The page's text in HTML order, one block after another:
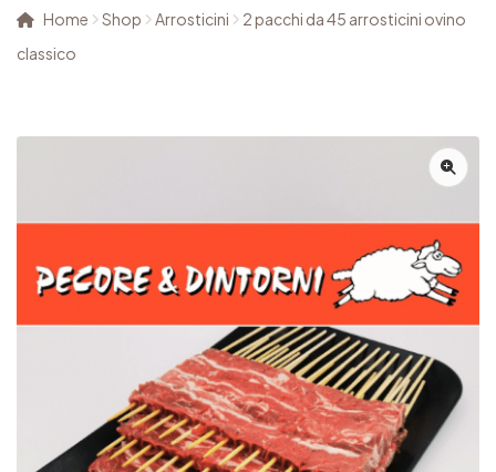
Home Shop Arrosticini
2 pacchi da 45 arrosticini ovino
classico